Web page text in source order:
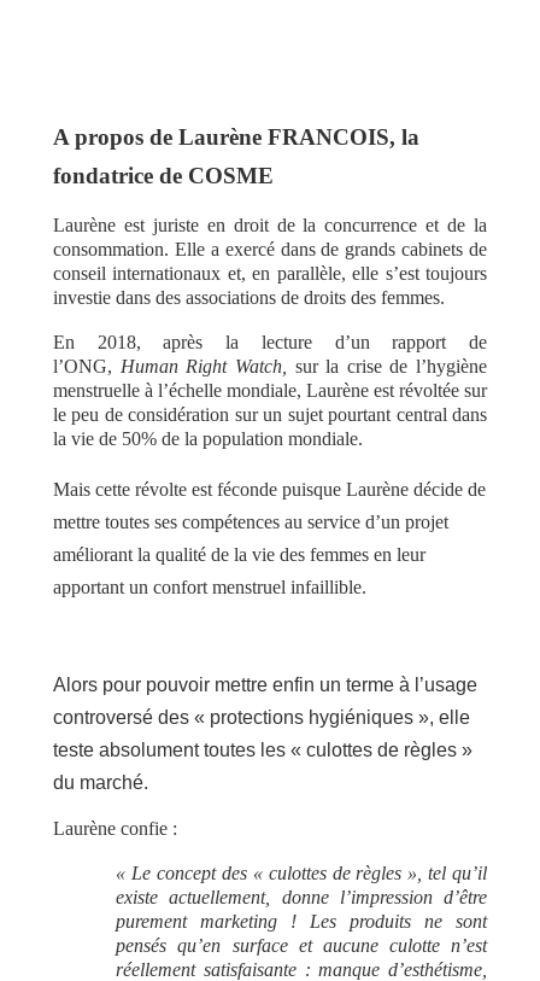
A propos de Laurène FRANCOIS, la
fondatrice de COSME
Laurène est juriste en droit de la concurrence et de la
consommation. Elle a exercé dans de grands cabinets de
conseil internationaux et, en parallèle, elle s’est toujours
investie dans des associations de droits des femmes.
En 2018, après la lecture d’un rapport de
l’ONG, Human Right Watch,
sur la crise de l’hygiène
menstruelle à l’échelle mondiale, Laurène est révoltée sur
le peu de considération sur un sujet pourtant central dans
la vie de 50% de la population mondiale.
Mais cette révolte est féconde puisque Laurène décide de
mettre toutes ses compétences au service d’un projet
améliorant la qualité de la vie des femmes en leur
apportant un confort menstruel infaillible.
Alors pour pouvoir mettre enfin un terme à l’usage
controversé des « protections hygiéniques », elle
teste absolument toutes les « culottes de règles »
du marché.
Laurène confie :
« Le concept des « culottes de règles », tel qu’il
existe actuellement, donne l’impression d’être
purement marketing ! Les produits ne sont
pensés qu’en surface et aucune culotte n’est
réellement satisfaisante : manque d’esthétisme,